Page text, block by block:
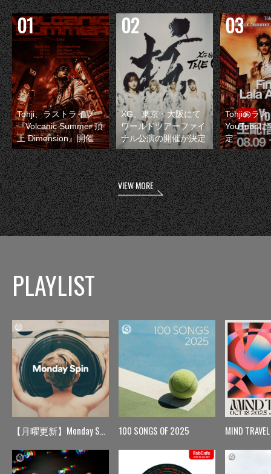
Tohji、ラストライブ
『Volcanic Summer 頂
上 Dimension』開催
XG、東京・大阪にて
ワールドツアーファイ
ナル公演の開催が決定
Tohjiのラス
YouTubeに
定
VIEW MORE
PLAYLIST
【月曜更新】Monday Spin 100 SONGS OF 2025 MIND TRAVEL